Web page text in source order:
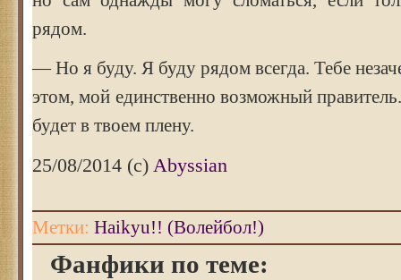
рядом.
— Но я буду. Я буду рядом всегда. Тебе
этом, мой единственно возможный
будет в твоем плену.
25/08/2014 (c) Abyssian
Метки: Haikyu!! (Волейбол!)
Фанфики по теме: